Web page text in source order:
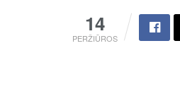
14
PERŽIŪROS